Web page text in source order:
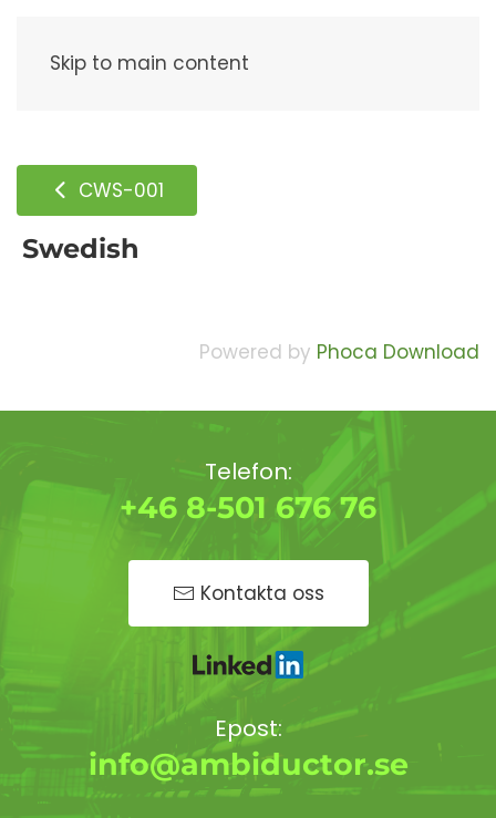
Skip to main content
CWS-001
Swedish
Powered by Phoca Download
Telefon:
+46 8-501 676 76
Kontakta oss
Epost:
info@ambiductor.se